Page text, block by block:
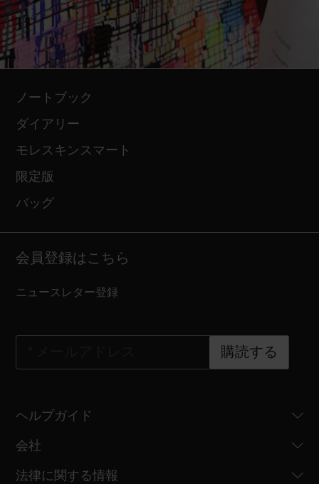
ノートブック
ダイアリー
モレスキンスマート
限定版
バッグ
会員登録はこちら
ニュースレター登録
購読する
ヘルプガイド
会社
法律に関する情報